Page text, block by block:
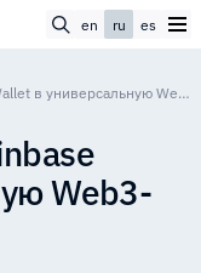
en ru es
Base преобразует Coinbase Wallet в универсальную Web3-платформу
Web3-